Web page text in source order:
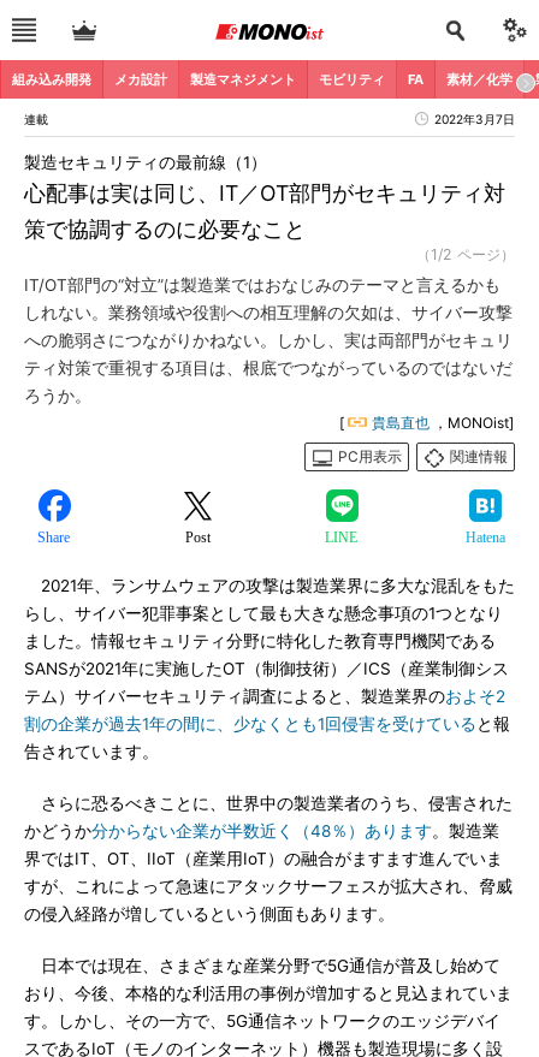
組み込み開発 メカ設計 製造マネジメント モビリティ FA 素材／化学
連載 2022年3月7日
心配事は実は同じ、IT／OT部門がセキュリティ対
策で協調するのに必要なこと
製造セキュリティの最前線（1）
（1/2 ページ）
IT/OT部門の“対立”は製造業ではおなじみのテーマと言えるかも
しれない。業務領域や役割への相互理解の欠如は、サイバー攻撃
への脆弱さにつながりかねない。しかし、実は両部門がセキュリ
ティ対策で重視する項目は、根底でつながっているのではないだ
ろうか。
[ 貴島直也 ，MONOist]
PC用表示
関連情報
Share Post LINE Hatena
2021年、ランサムウェアの攻撃は製造業界に多大な混乱をもた
らし、サイバー犯罪事案として最も大きな懸念事項の1つとなり
ました。情報セキュリティ分野に特化した教育専門機関である
SANSが2021年に実施したOT（制御技術）／ICS（産業制御シス
テム）サイバーセキュリティ調査によると、製造業界のおよそ2
割の企業が過去1年の間に、少なくとも1回侵害を受けていると報
告されています。
さらに恐るべきことに、世界中の製造業者のうち、侵害された
かどうか分からない企業が半数近く（48％）あります。製造業
界ではIT、OT、IIoT（産業用IoT）の融合がますます進んでいま
すが、これによって急速にアタックサーフェスが拡大され、脅威
の侵入経路が増しているという側面もあります。
日本では現在、さまざまな産業分野で5G通信が普及し始めて
おり、今後、本格的な利活用の事例が増加すると見込まれていま
す。しかし、その一方で、5G通信ネットワークのエッジデバイ
スであるIoT（モノのインターネット）機器も製造現場に多く設